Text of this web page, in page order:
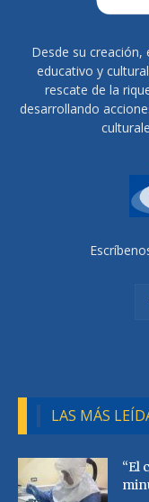
Desde su
educativo y
rescate de la
desarrollando
LAS MÁS
“El